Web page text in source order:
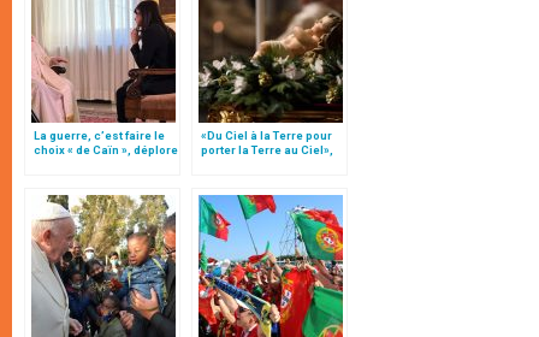
La guerre, c’est faire le
choix « de Caïn », déplore
«Du Ciel à la Terre pour
porter la Terre au Ciel»,